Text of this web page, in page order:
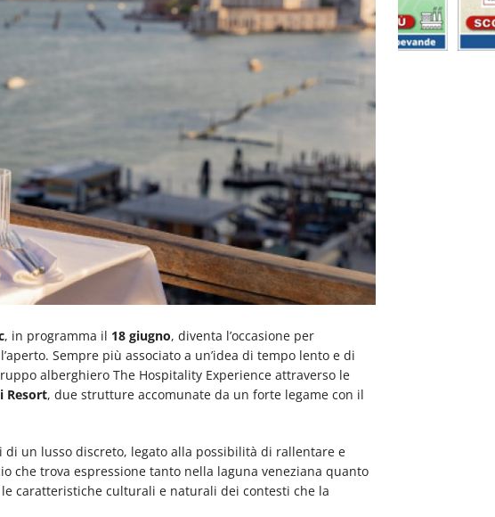
, in programma il 18 giugno, diventa l’occasione per
Sempre più associato a un’idea di tempo lento e di
alberghiero The Hospitality Experience attraverso le
Resort, due strutture accomunate da un forte legame con il
un lusso discreto, legato alla possibilità di rallentare e
che trova espressione tanto nella laguna veneziana quanto
caratteristiche culturali e naturali dei contesti che la